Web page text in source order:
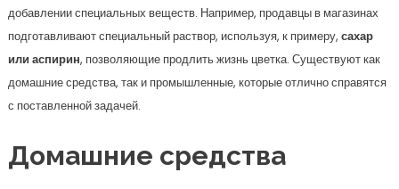
добавлении специальных веществ. Например, продавцы в магазинах
подготавливают специальный раствор, используя, к примеру, сахар
или аспирин, позволяющие продлить жизнь цветка. Существуют как
домашние средства, так и промышленные, которые отлично справятся
с поставленной задачей.
Домашние средства